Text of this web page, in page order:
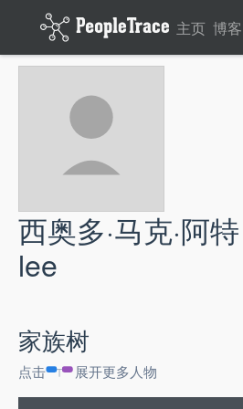
主页 博客
西奥多·马克·阿特
lee
家族树
点击 展开更多人物